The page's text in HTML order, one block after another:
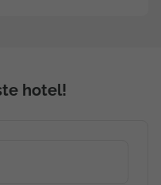
bengaleiro,
hotel!